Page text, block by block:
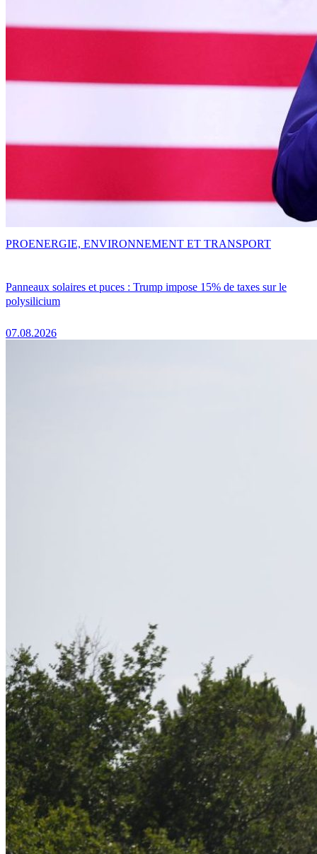
Panneaux solaires et puces : Trump impose 15% de taxes sur le
polysilicium
07.08.2026
PROENERGIE, ENVIRONNEMENT ET TRANSPORT